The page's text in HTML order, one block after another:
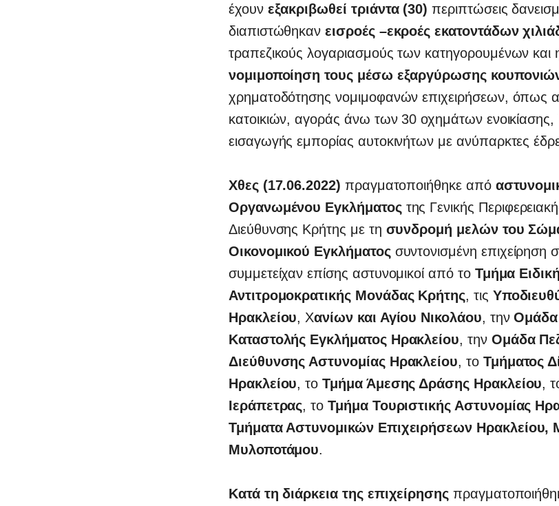
έχουν εξακριβωθεί τριάντα (30) περιπτώσεις
διαπιστώθηκαν εισροές –εκροές εκατοντάδων
τραπεζικούς λογαριασμούς των κατηγορουμένων και
νομιμοποίηση τους μέσω εξαργύρωσης
χρηματοδότησης νομιμοφανών επιχειρήσεων, όπως
κατοικιών, αγοράς άνω των 30 οχημάτων ενοικίασης,
εισαγωγής εμπορίας αυτοκινήτων με ανύπαρκτες
Χθες (17.06.2022) πραγματοποιήθηκε από
Οργανωμένου Εγκλήματος της Γενικής
Διεύθυνσης Κρήτης με τη συνδρομή μελών του
Οικονομικού Εγκλήματοςσυντονισμένη επιχείρηση
συμμετείχαν επίσης αστυνομικοί από το Τμήμα
Αντιτρομοκρατικής Μονάδας Κρήτης, τις
Ηρακλείου, Χανίων και Αγίου Νικολάου, την
Καταστολής Εγκλήματος Ηρακλείου, την Ομάδα
Διεύθυνσης Αστυνομίας Ηρακλείου, το Τμήματος
Ηρακλείου, τοΤμήμα Άμεσης Δράσης Ηρακλείου,
Ιεράπετρας, τοΤμήμα Τουριστικής Αστυνομίας
Τμήματα Αστυνομικών Επιχειρήσεων Ηρακλείου,
Μυλοποτάμου.
Κατά τη διάρκεια της επιχείρησης